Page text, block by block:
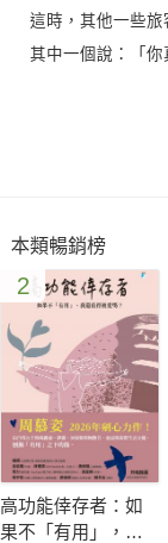
這時，其他一些旅
其中一個說：「你
第三個說：「最
第四個說：「有
了我馬的那個人，
他人的評論不總
人不能迷失了自己
的。
本類暢銷榜
2
高功能倖存者：如
果不「有用」，我